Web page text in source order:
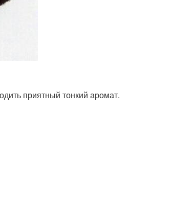
приятный тонкий аромат.